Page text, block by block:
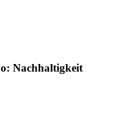
Nachhaltigkeit